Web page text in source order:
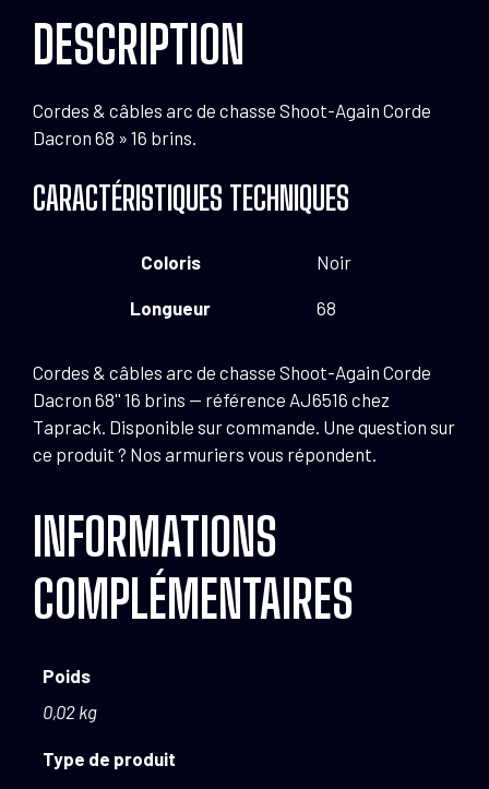
Corde
Dacron
16
brins
DESCRIPTION
Cordes & câbles arc de chasse Shoot-Again Corde
Dacron 68 » 16 brins.
CARACTÉRISTIQUES TECHNIQUES
Coloris Noir
Longueur 68
Cordes & câbles arc de chasse Shoot-Again Corde
Dacron 68'' 16 brins — référence AJ6516 chez
Taprack. Disponible sur commande. Une question sur
ce produit ? Nos armuriers vous répondent.
INFORMATIONS
COMPLÉMENTAIRES
Poids
0,02 kg
Type de produit